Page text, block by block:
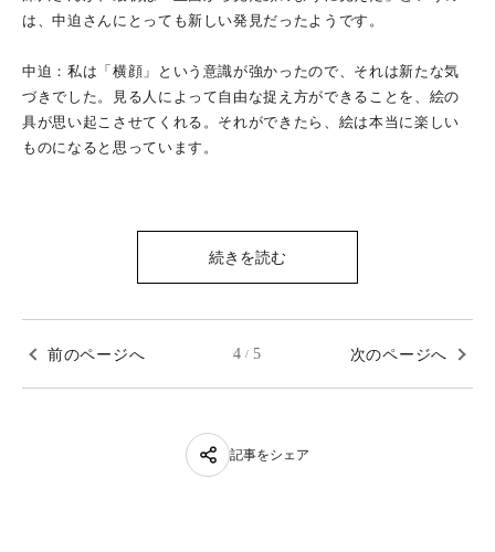
は、中迫さんにとっても新しい発見だったようです。
中迫：私は「横顔」という意識が強かったので、それは新たな気
づきでした。見る人によって自由な捉え方ができることを、絵の
具が思い起こさせてくれる。それができたら、絵は本当に楽しい
ものになると思っています。
続きを読む
前のページへ 4 / 5 次のページへ
記事をシェア